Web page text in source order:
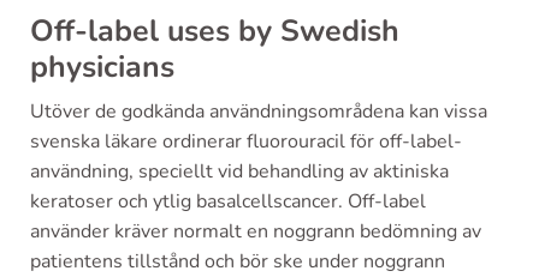
Off-label uses by Swedish
physicians
Utöver de godkända användningsområdena kan vissa
svenska läkare ordinerar fluorouracil för off-label-
användning, speciellt vid behandling av aktiniska
keratoser och ytlig basalcellscancer. Off-label
använder kräver normalt en noggrann bedömning av
patientens tillstånd och bör ske under noggrann